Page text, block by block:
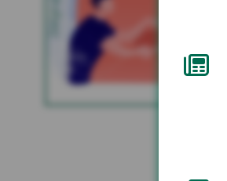
MEHR